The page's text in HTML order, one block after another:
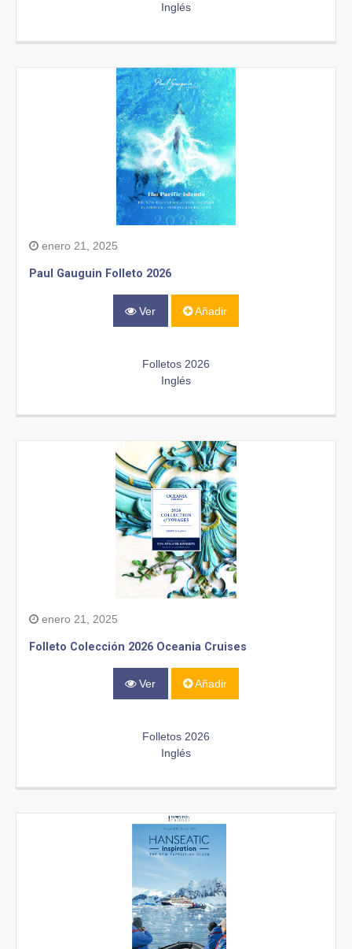
Inglés
enero 21, 2025
Paul Gauguin Folleto 2026
Ver Añadir
Folletos 2026
Inglés
enero 21, 2025
Folleto Colección 2026 Oceania Cruises
Ver Añadir
Folletos 2026
Inglés